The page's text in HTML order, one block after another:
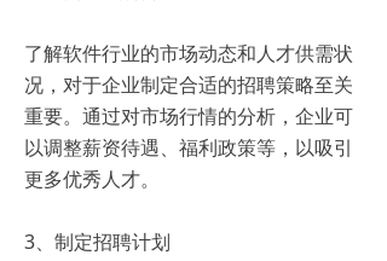
了解软件行业的市场动态和人才供需状
况，对于企业制定合适的招聘策略至关
重要。通过对市场行情的分析，企业可
以调整薪资待遇、福利政策等，以吸引
更多优秀人才。
3、制定招聘计划